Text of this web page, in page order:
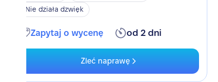
Nie działa dzwięk
Zapytaj o wycenę od 2 dni
Zleć naprawę